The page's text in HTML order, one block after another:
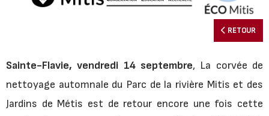
RETOUR
Sainte-Flavie, vendredi 14 septembre, La corvée de
nettoyage automnale du Parc de la rivière Mitis et des
Jardins de Métis est de retour encore une fois cette